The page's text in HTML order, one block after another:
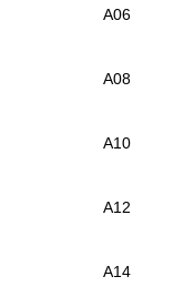
A06
A08
A10
A12
A14